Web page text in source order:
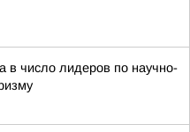
в число лидеров по научно-